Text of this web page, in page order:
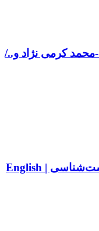
المپیادهای زیست شناسی ایران-ج1-محمد کرمی نژاد و../
انگلیسی برای دانشجویان رشته زیست‌شناسی | English